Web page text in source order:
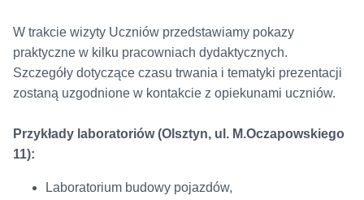
W trakcie wizyty Uczniów przedstawiamy pokazy
praktyczne w kilku pracowniach dydaktycznych.
Szczegóły dotyczące czasu trwania i tematyki prezentacji
zostaną uzgodnione w kontakcie z opiekunami uczniów.
Przykłady laboratoriów (Olsztyn, ul. M.Oczapowskiego
11):
Laboratorium budowy pojazdów,